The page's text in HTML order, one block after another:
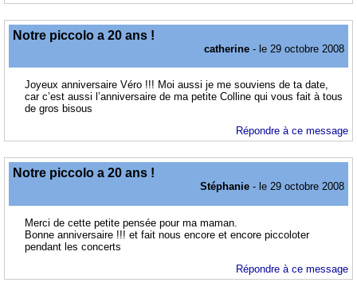
Notre piccolo a 20 ans !
catherine - le 29 octobre 2008
Joyeux anniversaire Véro !!! Moi aussi je me souviens de ta date,
car c’est aussi l’anniversaire de ma petite Colline qui vous fait à tous
de gros bisous
Répondre à ce message
Notre piccolo a 20 ans !
Stéphanie - le 29 octobre 2008
Merci de cette petite pensée pour ma maman.
Bonne anniversaire !!! et fait nous encore et encore piccoloter
pendant les concerts
Répondre à ce message